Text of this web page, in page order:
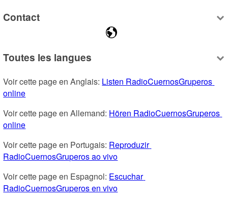
Contact
Toutes les langues
Voir cette page en Anglais: Listen RadioCuernosGruperos
online
Voir cette page en Allemand: Hören RadioCuernosGruperos
online
Voir cette page en Portugais: Reproduzir
RadioCuernosGruperos ao vivo
Voir cette page en Espagnol: Escuchar
RadioCuernosGruperos en vivo